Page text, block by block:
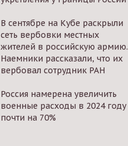
В сентябре на Кубе раскрыли
сеть вербовки местных
жителей в российскую армию.
Наемники рассказали, что их
вербовал сотрудник РАН
Россия намерена увеличить
военные расходы в 2024 году
почти на 70%